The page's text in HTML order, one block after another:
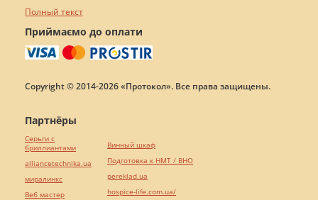
Полный текст
Приймаємо до оплати
Copyright © 2014-2026 «Протокол». Все права защищены.
Партнёры
Серьги с
бриллиантами
alliancetechnika.ua
миралинкс
Веб мастер
Винный шкаф
Подготовка к НМТ / ВНО
pereklad.ua
hospice-life.com.ua/